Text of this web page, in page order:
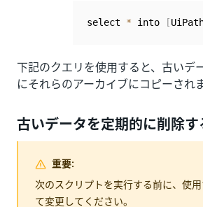
select * into [
下記のクエリを使用すると、古いデ
にそれらのアーカイブにコピーされま
古いデータを定期的に削除す
重要:
次のスクリプトを実行する前に、使
て変更してください。